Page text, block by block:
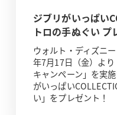
ジブリがいっぱい
トロの手ぬぐい プ
ウォルト・ディズニ
年7月17日（金）より
キャンペーン」を実
がいっぱい
い」をプレゼント！